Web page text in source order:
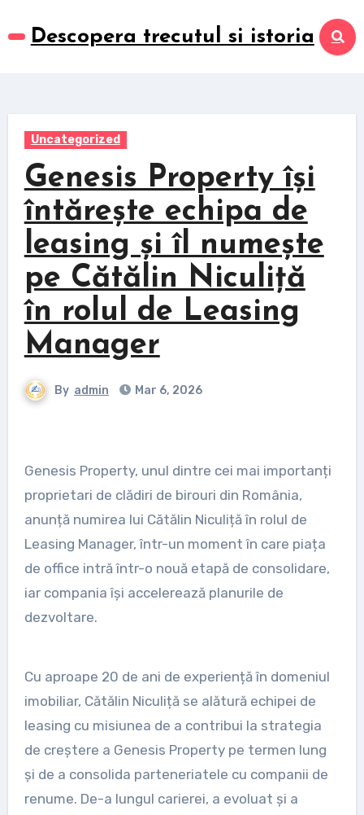
to
Descopera trecutul si istoria
Uncategorized
Genesis Property își
întărește echipa de
leasing și îl numește
pe Cătălin Niculiță
în rolul de Leasing
Manager
By admin Mar 6, 2026
Genesis Property, unul dintre cei mai importanți
proprietari de clădiri de birouri din România,
anunță numirea lui Cătălin Niculiță în rolul de
Leasing Manager, într-un moment în care piața
de office intră într-o nouă etapă de consolidare,
iar compania își accelerează planurile de
dezvoltare.
Cu aproape 20 de ani de experiență în domeniul
imobiliar, Cătălin Niculiță se alătură echipei de
leasing cu misiunea de a contribui la strategia
de creștere a Genesis Property pe termen lung
și de a consolida parteneriatele cu companii de
renume. De-a lungul carierei, a evoluat și a